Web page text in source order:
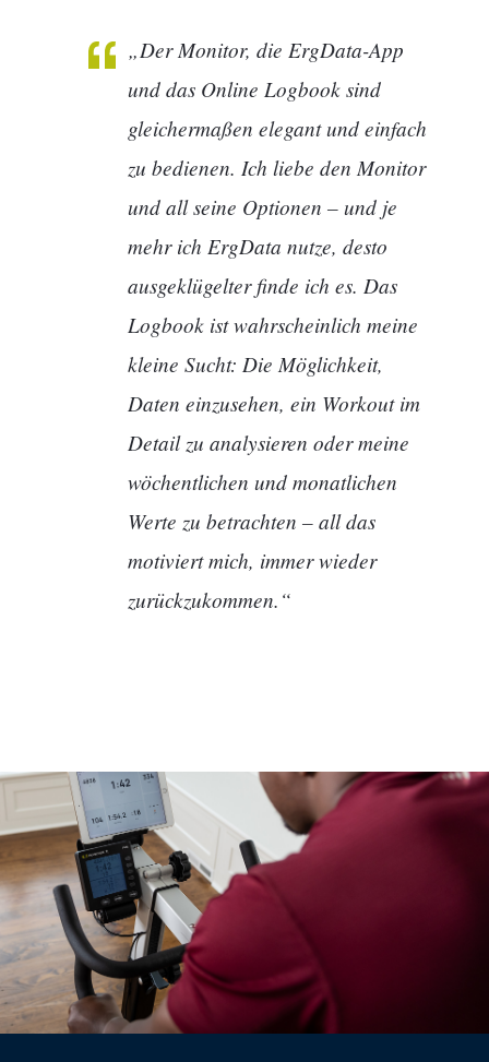
„Der Monitor, die ErgData-App
und das Online Logbook sind
gleichermaßen elegant und einfach
zu bedienen. Ich liebe den Monitor
und all seine Optionen – und je
mehr ich ErgData nutze, desto
ausgeklügelter finde ich es. Das
Logbook ist wahrscheinlich meine
kleine Sucht: Die Möglichkeit,
Daten einzusehen, ein Workout im
Detail zu analysieren oder meine
wöchentlichen und monatlichen
Werte zu betrachten – all das
motiviert mich, immer wieder
zurückzukommen.“